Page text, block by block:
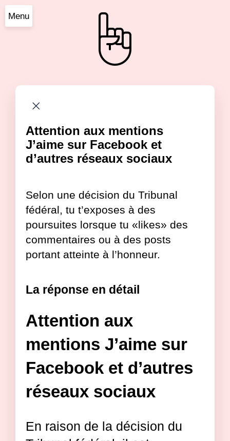
Menu
Attention aux mentions
J’aime sur Facebook et
d’autres réseaux sociaux
Selon une décision du Tribunal
fédéral, tu t’exposes à des
poursuites lorsque tu «likes» des
commentaires ou à des posts
portant atteinte à l’honneur.
La réponse en détail
Attention aux
mentions J’aime sur
Facebook et d’autres
réseaux sociaux
En raison de la décision du